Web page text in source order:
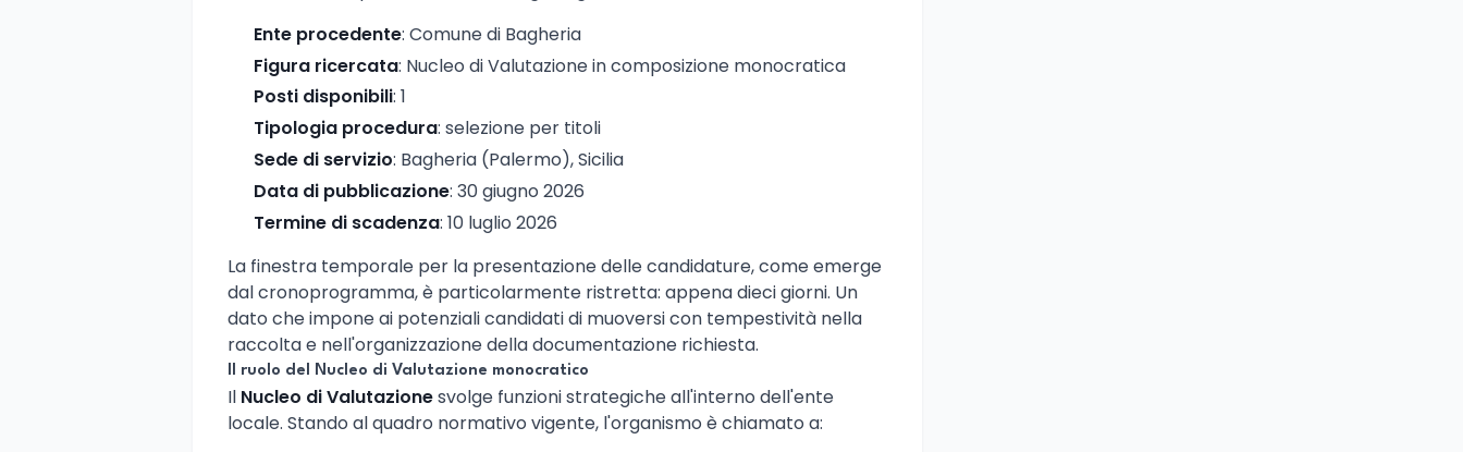
Ente procedente: Comune di Bagheria
Figura ricercata: Nucleo di Valutazione in composizione monocratica
Posti disponibili: 1
Tipologia procedura: selezione per titoli
Sede di servizio: Bagheria (Palermo), Sicilia
Data di pubblicazione: 30 giugno 2026
Termine di scadenza: 10 luglio 2026
La finestra temporale per la presentazione delle candidature, come emerge
dal cronoprogramma, è particolarmente ristretta: appena dieci giorni. Un
dato che impone ai potenziali candidati di muoversi con tempestività nella
raccolta e nell'organizzazione della documentazione richiesta.
Il ruolo del Nucleo di Valutazione monocratico
Il Nucleo di Valutazionesvolge funzioni strategiche all'interno dell'ente
locale. Stando al quadro normativo vigente, l'organismo è chiamato a: